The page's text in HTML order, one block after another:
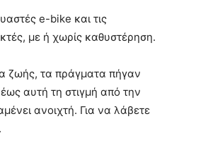
e-bike και τις
με ή χωρίς καθυστέρηση.
ζωής, τα πράγματα πήγαν
αυτή τη στιγμή από την
ανοιχτή. Για να λάβετε